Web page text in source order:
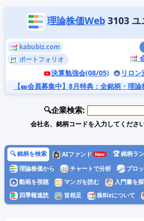
理論株価Web3103 ユ
kabubiz.com
ポートフォリオ
決算勉強会(08/05)
リロ
【🎫会員募集中】8月特典 ：全銘柄・理論
🔍企業検索:
会社名、銘柄コードを入力してくださ
🔍 銘柄を検索 AIファンド 🏆 銘柄ラ
理論株価から
チャートで分析 プロ
動画を視聴
マンガを読む 入門書を
四季報速読
首相足 株Bizについて